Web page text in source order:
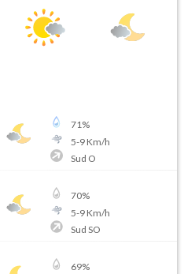
71%
5-9Km/h
Sud O
70%
5-9Km/h
Sud SO
69%